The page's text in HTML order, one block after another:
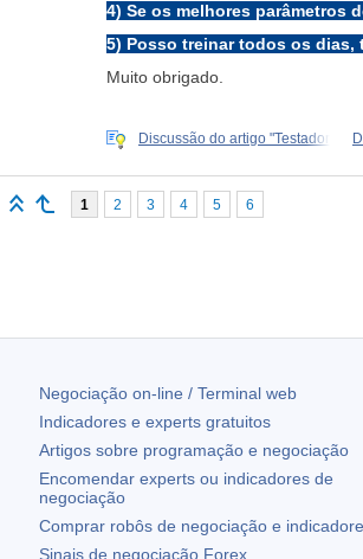
4) Se os melhores parâmetros
5) Posso treinar todos os dias,
Muito obrigado.
Discussão do artigo "Testador
1 2 3 4 5 6
Negociação on-line / Terminal web
Indicadores e experts gratuitos
Artigos sobre programação e negociação
Encomendar experts ou indicadores de
negociação
Comprar robôs de negociação e
Sinais de negociação Forex